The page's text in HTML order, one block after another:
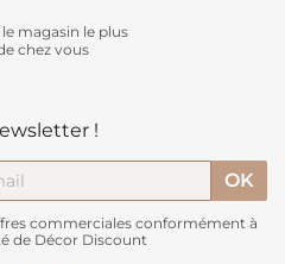
magasin le plus
chez vous
!
commerciales conformément à
de Décor Discount